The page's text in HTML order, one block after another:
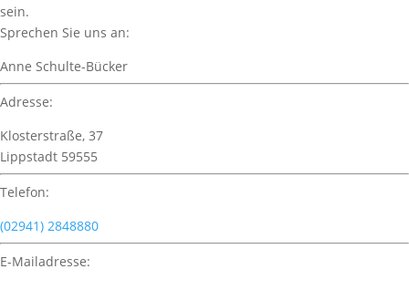
sein.
Sprechen Sie uns an:
Anne Schulte-Bücker
Adresse:
Klosterstraße, 37
Lippstadt 59555
Telefon:
(02941) 2848880
E-Mailadresse: